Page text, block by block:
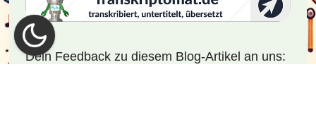
Dein Feedback zu diesem Blog-Artikel an uns: